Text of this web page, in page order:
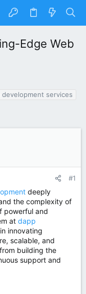
Edge Web
development services
#1
deeply
the complexity of
powerful and
at dapp
innovating
scalable, and
building the
support and